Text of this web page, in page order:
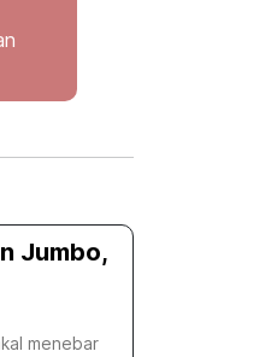
Jumbo,
menebar